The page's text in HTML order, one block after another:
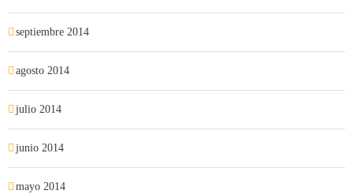
septiembre 2014
agosto 2014
julio 2014
junio 2014
mayo 2014